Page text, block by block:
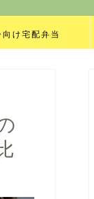
向け宅配弁当